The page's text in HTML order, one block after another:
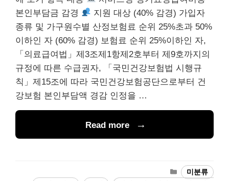
본인부담금 감경
지원 대상 (40% 감경) 가입자
종류 및 가구원수별 산정보험료 순위 25%초과 50%
이하인 자 (60% 감경) 보험료 순위 25%이하인 자,
「의료급여법」제3조제1항제2호부터 제9호까지의
규정에 따른 수급권자, 「국민건강보험법 시행규
칙」제15조에 따라 국민건강보험공단으로부터 건
강보험 본인부담액 경감 인정을 …
Read more
카 미분류